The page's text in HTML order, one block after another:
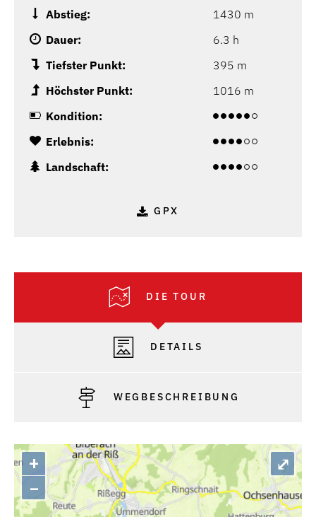
Abstieg:
1430 m
Dauer:
6.3 h
Tiefster Punkt:
395 m
Höchster Punkt:
1016 m
Kondition:
Erlebnis:
Landschaft:
GPX
DIE TOUR
DETAILS
WEGBESCHREIBUNG
+
–
⤢